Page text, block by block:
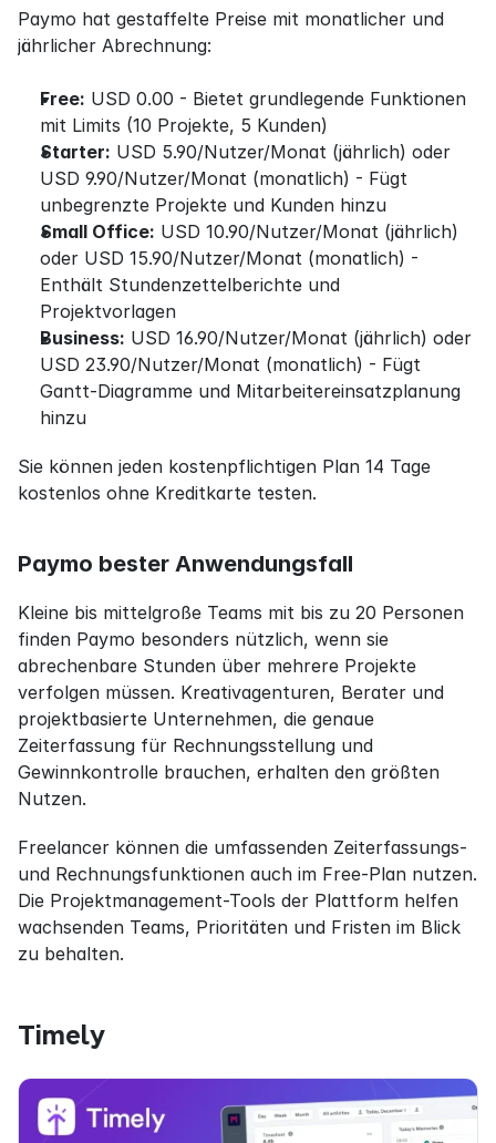
Paymo hat gestaffelte Preise mit monatlicher und
jährlicher Abrechnung:
Free: USD 0.00 - Bietet grundlegende Funktionen
mit Limits (10 Projekte, 5 Kunden)
Starter: USD 5.90/Nutzer/Monat (jährlich) oder
USD 9.90/Nutzer/Monat (monatlich) - Fügt
unbegrenzte Projekte und Kunden hinzu
Small Office: USD 10.90/Nutzer/Monat (jährlich)
oder USD 15.90/Nutzer/Monat (monatlich) -
Enthält Stundenzettelberichte und
Projektvorlagen
Business: USD 16.90/Nutzer/Monat (jährlich) oder
USD 23.90/Nutzer/Monat (monatlich) - Fügt
Gantt-Diagramme und Mitarbeitereinsatzplanung
hinzu
Sie können jeden kostenpflichtigen Plan 14 Tage
kostenlos ohne Kreditkarte testen.
Paymo bester Anwendungsfall
Kleine bis mittelgroße Teams mit bis zu 20 Personen
finden Paymo besonders nützlich, wenn sie
abrechenbare Stunden über mehrere Projekte
verfolgen müssen. Kreativagenturen, Berater und
projektbasierte Unternehmen, die genaue
Zeiterfassung für Rechnungsstellung und
Gewinnkontrolle brauchen, erhalten den größten
Nutzen.
Freelancer können die umfassenden Zeiterfassungs-
und Rechnungsfunktionen auch im Free-Plan nutzen.
Die Projektmanagement-Tools der Plattform helfen
wachsenden Teams, Prioritäten und Fristen im Blick
zu behalten.
Timely